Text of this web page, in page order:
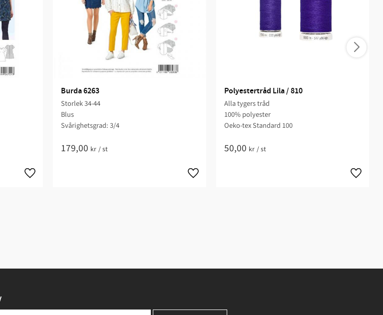
Burda 6263
Storlek 34-44
Blus
Svårighetsgrad: 3/4​
179,00 kr /st
Polyestertråd Lila / 810
Alla tygers tråd
100% polyester
Oeko-tex Standard 100
50,00 kr /st